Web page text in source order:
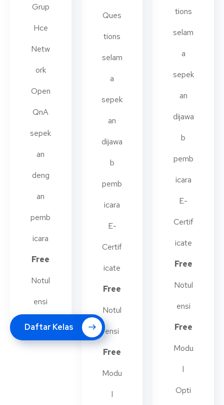
Grup
Hce
Netw
ork
Open
QnA
sepek
an
deng
an
pemb
icara
Free
Notul
ensi
Daftar Kelas
Ques
tions
selam
a
sepek
an
dijawa
b
pemb
icara
E-
Certif
icate
Free
Notul
ensi
Free
Modu
l
tions
selam
a
sepek
an
dijawa
b
pemb
icara
E-
Certif
icate
Free
Notul
ensi
Free
Modu
l
Opti